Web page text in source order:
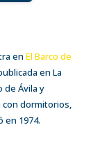
en El Barco de
en La
de Ávila y
con dormitorios,
en 1974.